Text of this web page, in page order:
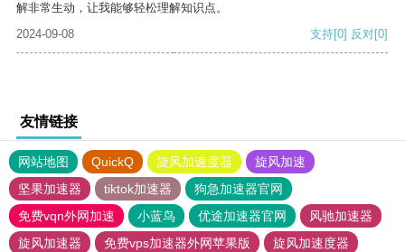
解非常生动，让我能够轻松理解知识点。
2024-09-08
支持[0] 反对[0]
友情链接
网站地图 QuickQ 旋风加速度器
旋风加速
坚果加速器
tiktok加速器
狗急加速器官网
免费vqn外网加速
小蓝鸟 优途加速器官网
风驰加速器
旋风加速器
免费vps加速器外网苹果版
旋风加速度器